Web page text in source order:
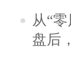
从“
盘后